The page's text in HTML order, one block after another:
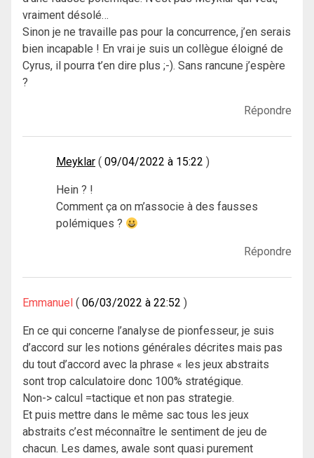
vraiment désolé…
Sinon je ne travaille pas pour la concurrence, j’en serais
bien incapable ! En vrai je suis un collègue éloigné de
Cyrus, il pourra t’en dire plus ;-). Sans rancune j’espère
?
Répondre
Meyklar 09/04/2022 à 15:22
Hein ? !
Comment ça on m’associe à des fausses
polémiques ?
Répondre
Emmanuel 06/03/2022 à 22:52
En ce qui concerne l’analyse de pionfesseur, je suis
d’accord sur les notions générales décrites mais pas
du tout d’accord avec la phrase « les jeux abstraits
sont trop calculatoire donc 100% stratégique.
Non-> calcul =tactique et non pas strategie.
Et puis mettre dans le même sac tous les jeux
abstraits c’est méconnaître le sentiment de jeu de
chacun. Les dames, awale sont quasi purement